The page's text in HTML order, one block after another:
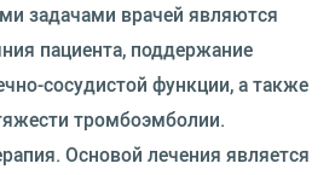
задачами врачей являются
пациента, поддержание
сосудистой функции, а также
тромбоэмболии.
Основой лечения является